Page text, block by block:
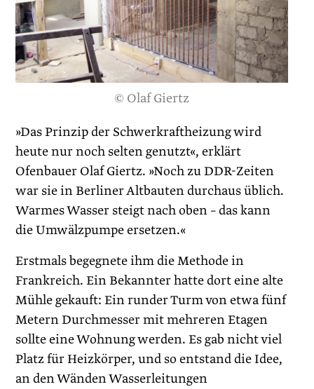
© Olaf Giertz
»Das Prinzip der Schwerkraftheizung wird
heute nur noch selten genutzt«, erklärt
Ofenbauer Olaf Giertz. »Noch zu DDR-Zeiten
war sie in Berliner Altbauten durchaus ­üblich.
Warmes Wasser steigt nach oben – das kann
die Umwälzpumpe ersetzen.«
Erstmals begegnete ihm die Methode in
Frankreich. Ein Bekannter hatte dort eine alte
Mühle gekauft: Ein runder Turm von etwa fünf
Metern Durchmesser mit mehreren Etagen
sollte eine Wohnung werden. Es gab nicht viel
Platz für Heizkörper, und so entstand die Idee,
an den Wänden Wasserleitungen